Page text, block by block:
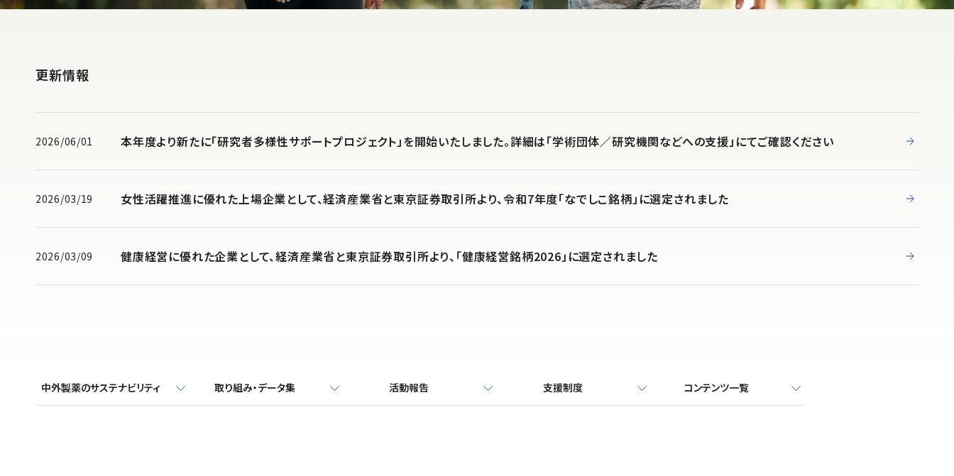
更新情報
2026/06/01 本年度より新たに「研究者多様性サポートプロジェクト」を開始いたしました。詳細は「学術団体／研究機関などへの支援」にてご確認ください
2026/03/19 女性活躍推進に優れた上場企業として、経済産業省と東京証券取引所より、令和7年度「なでしこ銘柄」に選定されました
2026/03/09 健康経営に優れた企業として、経済産業省と東京証券取引所より、「健康経営銘柄2026」に選定されました
中外製薬のサステナビリティ 取り組み・データ集 活動報告 支援制度 コンテンツ一覧